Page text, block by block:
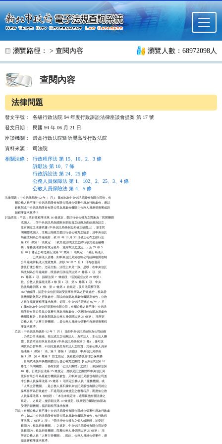
跳至主要內容
瀏覽路徑： > 查閱內容 瀏覽人數：68972098人
查閱內容
法律問題
發文字號：
各級行政法院 94 年度行政訴訟法律座談會提案 第 17 號
發文日期：
民國 94 年 06 月 21 日
座談機關：
最高行政法院暨所屬高等行政法院
資料來源：
司法院
相關法條 ：
行政程序法 第 15、16、2、3 條
訴願法 第 10、7 條
行政訴訟法 第 24、25 條
公務人員保障法 第 1、102、2、25、3、4 條
公教人員保險法 第 4、5 條
法律問題：中央信託局於 92 年 7  月 1  日改制為中央信託局股份有限公司後，有
          關公務人員不服中央信託局股份有限公司就公保事件所為行政處分，應以
          銓敘部或中央信託局股份有限公司為原處分機關？公務人員應循復審或訴
          願程序謀求救濟？
討論意見：甲說：依行政程序法第 16 條規定，委託行使公權力之對象為「民間團體
                或個人」，而中央信託局為國家全部出資之組織及由政府所設立，
                並有獨立之法律依據 (中央信託局條例迄未修正或廢止) ，並非民
                間團體或個人，非屬上開條文委託行使公權力之情形，且中央信託
                局在改制為公司組織前，依 81 年 10 月 30 日修正公布之銀行法
                第 139  條第 1  項規定：「依其他法律設立之銀行或其他金融機
                構，除各該法律另有規定者外，適用本法之規定。」及 74 年 5
                月 20 日修正公布之銀行法第 52 條第 1  項規定：「銀行為法人
                ．．」，已取得法人資格，則中央信託局於改制公司組織後與改制
                公司組織前私法人性質無異，如以 92 年 7  月 1  日為改適用「
                委託行使公權力」之區分點，法理上未見一致。是以，在中央信託
                局改制為公司組織前，既係依行政程序法第 2  條第 2  項、第
                15  條第 2  項、訴願法第 7  條前段、行政訴訟法第 24 條第 1
                款、公教人員保險法第 4 條 第 1  項、第 5  條第 1  項、中央
                信託局條例第 1  條、第 4  條第 3  款規定，及司法院釋字第
                466 號解釋，認定中央信託局就受託事件所為之行政處分，視為委
                託機關銓敘部之行政處分，而以銓敘部為原處分機關及被告，公務
                人員並循復審程序謀求救濟。從而，中央信託局雖於 92 年 7  月
                1 日改制為中央信託局股份有限公司，有關公務人員不服中央信託
                局股份有限公司就公保事件所為行政處分，仍應以銓敘部為原處分
                機關及被告，且銓敘部既為公務人員保障法第 25 條第 1  項所定
                公務人員「人事主管機關」，是公務人員就公保事件自應循復審程
                序謀求救濟。
          乙說：中央信託局係於 92 年 7  月 1  日由中央信託局改制為公司組織
                ，乃依公司法組織、登記成立之社團法人，為私法人，非公法人團
                體，其資本全部來自於政府 (中央信託局條例第 2  條) ，僅可說
                明其為公營事業，不因此更易其為私法人之性質，其依公教人員保
                險法第 4  條第 1  項、第 5  條第 1  項前段、中央信託局條例
                第 1  條、第 4  條第 3  款之規定，受銓敘部委託辦理公保業務
                ，自屬依法受中央機關委託行使公權力之團體【行政程序法第 16
                條之「民間團體」，係有別於「公法人團體」之謂】，依訴願法第
                10  條、行政訴訟法第 25 條規定，應以受託之團體即中央信託局
                股份有限公司為原處分機關及被告。又中央信託局股份有限公司並
                非公務人員保障法第 25 條第 1  項所定公務人員「服務機關」或
                「人事主管機關」，是公務人員不服中央信託局股份有限公司就公
                保事件所為行政處分，不適用該法條規定之復審程序，而應依公務
                人員保障法第 1  條後段：「本法未規定者，適用其他有關法律之
                規定。」之規定，按訴願法第 10 條規定，以原委託機關銓敘部為
                受理訴願機關，循訴願程序謀求救濟。
          丙說：有關公務人員不服中央信託局股份有限公司就公保事件所為行政處
                分，如以中央信託局股份有限公司為原處分機關及被告，依行政程
                序法第 2  條第 3  項：「受託行使公權力之個人或團體，於委託
                範圍內，視為行政機關。」之規定，中央信託局股份有限公司於委
                託範圍內，視為行政機關，而屬公務人員保障法第 25 條第 1  項
                所定公務人員「人事主管機關」，因此，公務人員就公保事件，應
                循復審程序謀求救濟。